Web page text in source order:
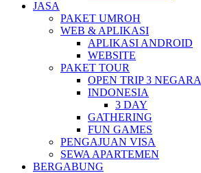
JASA
PAKET UMROH
WEB & APLIKASI
APLIKASI ANDROID
WEBSITE
PAKET TOUR
OPEN TRIP 3 NEGARA
INDONESIA
3 DAY
GATHERING
FUN GAMES
PENGAJUAN VISA
SEWA APARTEMEN
BERGABUNG